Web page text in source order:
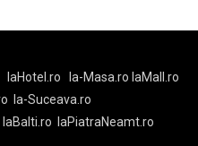
laHotel.ro la-Masa.ro laMall.ro
la-Suceava.ro
laBalti.ro
laPiatraNeamt.ro